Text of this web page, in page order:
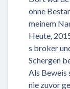
ohne
meinem
Heute,
s broker
Schergen
Als Beweis
nie zuvor